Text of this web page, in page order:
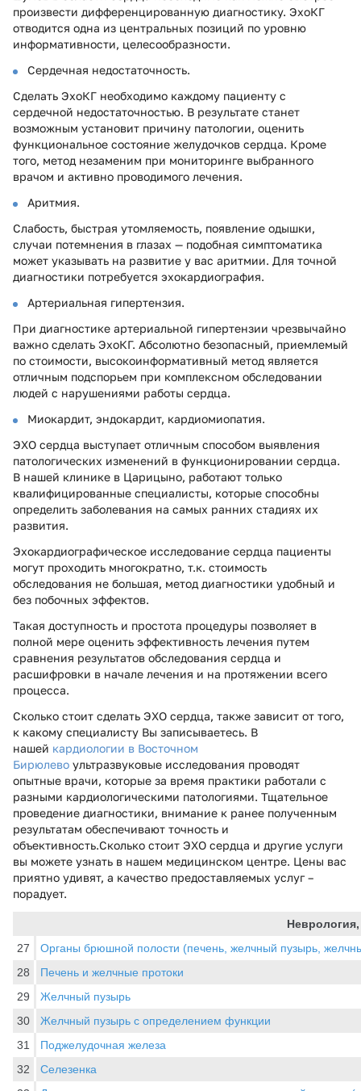
произвести дифференцированную диагностику. ЭхоКГ
отводится одна из центральных позиций по уровню
информативности, целесообразности.
Сердечная недостаточность.
Сделать ЭхоКГ необходимо каждому пациенту с
сердечной недостаточностью. В результате станет
возможным установит причину патологии, оценить
функциональное состояние желудочков сердца. Кроме
того, метод незаменим при мониторинге выбранного
врачом и активно проводимого лечения.
Аритмия.
Слабость, быстрая утомляемость, появление одышки,
случаи потемнения в глазах — подобная симптоматика
может указывать на развитие у вас аритмии. Для точной
диагностики потребуется эхокардиография.
Артериальная гипертензия.
При диагностике артериальной гипертензии чрезвычайно
важно сделать ЭхоКГ. Абсолютно безопасный, приемлемый
по стоимости, высокоинформативный метод является
отличным подспорьем при комплексном обследовании
людей с нарушениями работы сердца.
Миокардит, эндокардит, кардиомиопатия.
ЭХО сердца выступает отличным способом выявления
патологических изменений в функционировании сердца.
В нашей клинике в Царицыно, работают только
квалифицированные специалисты, которые способны
определить заболевания на самых ранних стадиях их
развития.
Эхокардиографическое исследование сердца пациенты
могут проходить многократно, т.к. стоимость
обследования не большая, метод диагностики удобный и
без побочных эффектов.
Такая доступность и простота процедуры позволяет в
полной мере оценить эффективность лечения путем
сравнения результатов обследования сердца и
расшифровки в начале лечения и на протяжении всего
процесса.
Сколько стоит сделать ЭХО сердца, также зависит от того,
к какому специалисту Вы записываетесь. В
нашей кардиологии в Восточном
Бирюлево ультразвуковые исследования проводят
опытные врачи, которые за время практики работали с
разными кардиологическими патологиями. Тщательное
проведение диагностики, внимание к ранее полученным
результатам обеспечивают точность и
объективность.Сколько стоит ЭХО сердца и другие услуги
вы можете узнать в нашем медицинском центре. Цены вас
приятно удивят, а качество предоставляемых услуг –
порадует.
27
Органы брюшной полости (печень, желчный пузырь,
28
Печень и желчные протоки
29
Желчный пузырь
30
Желчный пузырь с определением функции
31
Поджелудочная железа
32
Селезенка